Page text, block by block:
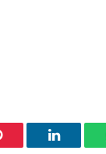
Pinterest